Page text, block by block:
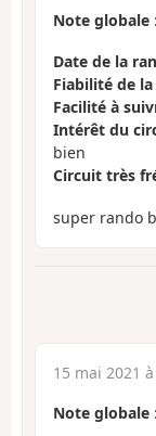
Note globale :
Date de la
Fiabilité de
Facilité à
Intérêt du
bien
Circuit très
super rando
15 mai 2021
Note globale :